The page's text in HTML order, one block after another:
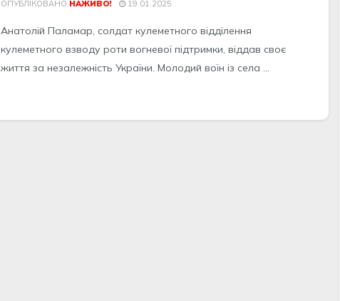
ОПУБЛІКОВАНО НАЖИВО! 19.01.2025
Анатолій Паламар, солдат кулеметного відділення
кулеметного взводу роти вогневої підтримки, віддав своє
життя за незалежність України. Молодий воїн із села ...